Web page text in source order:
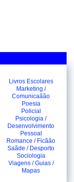
Livros Escolares
Marketing /
Comunicaãão
Poesia
Policial
Psicologia /
Desenvolvimento
Pessoal
Romance / Ficãão
Saãde / Desporto
Sociologia
Viagens / Guias /
Mapas